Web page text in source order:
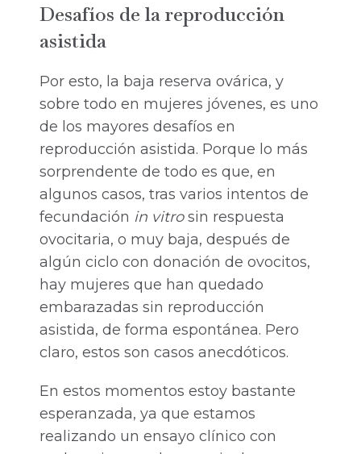
Desafíos de la reproducción
asistida
Por esto, la baja reserva ovárica, y
sobre todo en mujeres jóvenes, es uno
de los mayores desafíos en
reproducción asistida. Porque lo más
sorprendente de todo es que, en
algunos casos, tras varios intentos de
fecundación in vitrosin respuesta
ovocitaria, o muy baja, después de
algún ciclo con donación de ovocitos,
hay mujeres que han quedado
embarazadas sin reproducción
asistida, de forma espontánea. Pero
claro, estos son casos anecdóticos.
En estos momentos estoy bastante
esperanzada, ya que estamos
realizando un ensayo clínico con